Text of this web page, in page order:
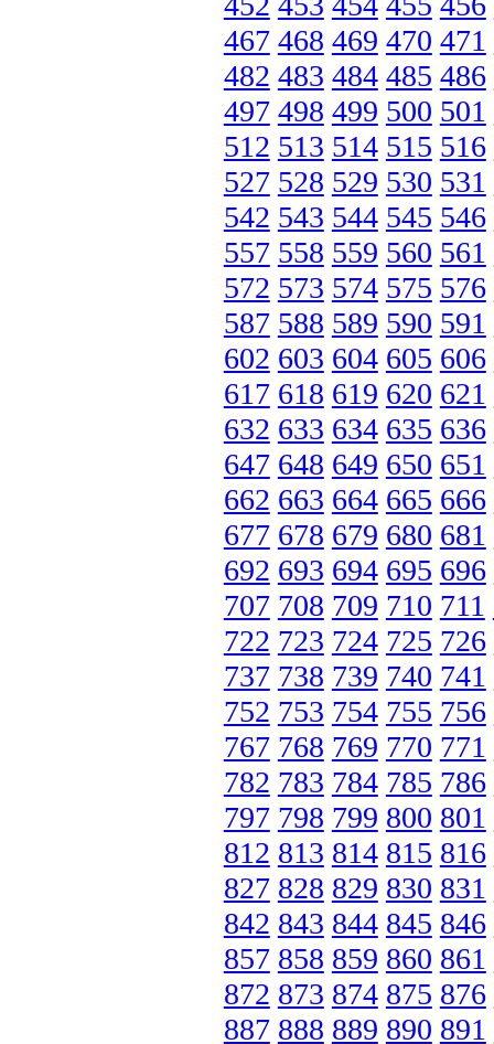
467 468 469 470 471
482 483 484 485 486
497 498 499 500 501
512 513 514 515 516
527 528 529 530 531
542 543 544 545 546
557 558 559 560 561
572 573 574 575 576
587 588 589 590 591
602 603 604 605 606
617 618 619 620 621
632 633 634 635 636
647 648 649 650 651
662 663 664 665 666
677 678 679 680 681
692 693 694 695 696
707 708 709 710 711
722 723 724 725 726
737 738 739 740 741
752 753 754 755 756
767 768 769 770 771
782 783 784 785 786
797 798 799 800 801
812 813 814 815 816
827 828 829 830 831
842 843 844 845 846
857 858 859 860 861
872 873 874 875 876
887 888 889 890 891